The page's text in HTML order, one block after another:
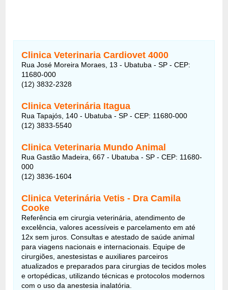
Clinica Veterinaria Cardiovet 4000
Rua José Moreira Moraes, 13 - Ubatuba - SP - CEP:
11680-000
(12) 3832-2328
Clinica Veterinária Itagua
Rua Tapajós, 140 - Ubatuba - SP - CEP: 11680-000
(12) 3833-5540
Clinica Veterinaria Mundo Animal
Rua Gastão Madeira, 667 - Ubatuba - SP - CEP: 11680-
000
(12) 3836-1604
Clinica Veterinária Vetis - Dra Camila
Cooke
Referência em cirurgia veterinária, atendimento de
excelência, valores acessíveis e parcelamento em até
12x sem juros. Consultas e atestado de saúde animal
para viagens nacionais e internacionais. Equipe de
cirurgiões, anestesistas e auxiliares parceiros
atualizados e preparados para cirurgias de tecidos moles
e ortopédicas, utilizando técnicas e protocolos modernos
com o uso da anestesia inalatória.